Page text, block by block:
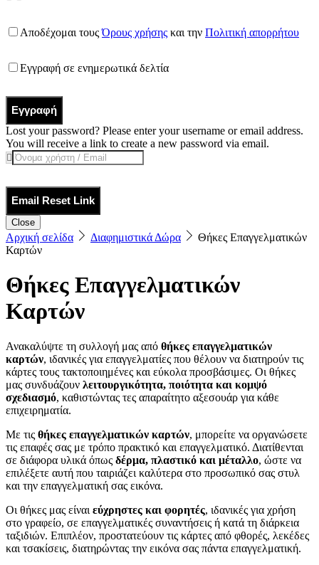
Αποδέχομαι τουςΌρους χρήσης και την Πολιτική απορρήτου
Εγγραφή σε ενημερωτικά δελτία
Εγγραφή
Lost your password? Please enter your username or email address.
You will receive a link to create a new password via email.
Email Reset Link
Close
Αρχική σελίδα Διαφημιστικά Δώρα
Θήκες Επαγγελματικών
Καρτών
Θήκες Επαγγελματικών
Καρτών
Ανακαλύψτε τη συλλογή μας από θήκες επαγγελματικών
καρτών, ιδανικές για επαγγελματίες που θέλουν να διατηρούν τις
κάρτες τους τακτοποιημένες και εύκολα προσβάσιμες. Οι θήκες
μας συνδυάζουν λειτουργικότητα, ποιότητα και κομψό
σχεδιασμό, καθιστώντας τες απαραίτητο αξεσουάρ για κάθε
επιχειρηματία.
Με τις θήκες επαγγελματικών καρτών, μπορείτε να οργανώσετε
τις επαφές σας με τρόπο πρακτικό και επαγγελματικό. Διατίθενται
σε διάφορα υλικά όπως δέρμα, πλαστικό και μέταλλο, ώστε να
επιλέξετε αυτή που ταιριάζει καλύτερα στο προσωπικό σας στυλ
και την επαγγελματική σας εικόνα.
Οι θήκες μας είναι εύχρηστες και φορητές, ιδανικές για χρήση
στο γραφείο, σε επαγγελματικές συναντήσεις ή κατά τη διάρκεια
ταξιδιών. Επιπλέον, προστατεύουν τις κάρτες από φθορές, λεκέδες
και τσακίσεις, διατηρώντας την εικόνα σας πάντα επαγγελματική.